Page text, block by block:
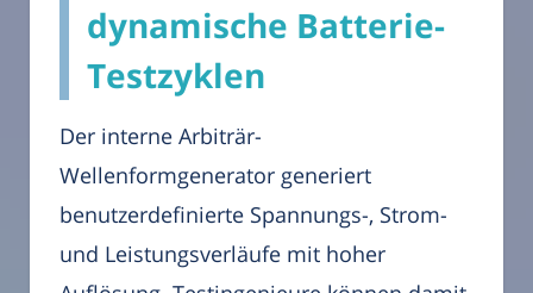
dynamische Batterie-
Testzyklen
Der interne Arbiträr-
Wellenformgenerator generiert
benutzerdefinierte Spannungs-, Strom-
und Leistungsverläufe mit hoher